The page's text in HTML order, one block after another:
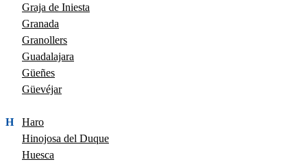
Graja de Iniesta
Granada
Granollers
Guadalajara
Güeñes
Güevéjar
H
Haro
Hinojosa del Duque
Huesca